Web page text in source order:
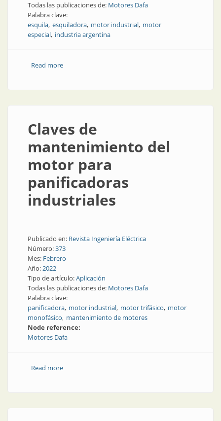
Todas las publicaciones de: Motores Dafa
Palabra clave:
esquila esquiladora motor industrial motor
especial industria argentina
Read moreabout Eficiencia, velocidad, comodidad y... ¡Chau a la
Claves de
mantenimiento del
motor para
panificadoras
industriales
Publicado en: Revista Ingeniería Eléctrica
Número:373
Mes: Febrero
Año:2022
Tipo de artículo:Aplicación
Todas las publicaciones de: Motores Dafa
Palabra clave:
panificadora motor industrial motor trifásico motor
monofásico mantenimiento de motores
Node reference:
Motores Dafa
Read moreabout Claves de mantenimiento del motor para